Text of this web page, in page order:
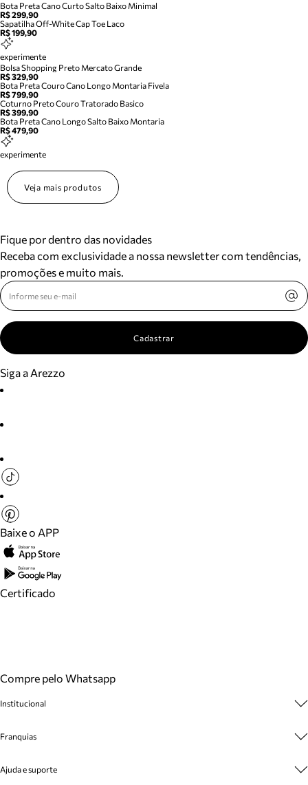
Bota Preta Cano Curto Salto Baixo Minimal
R$ 299,90
Sapatilha Off-White Cap Toe Laco
R$ 199,90
experimente
Bolsa Shopping Preto Mercato Grande
R$ 329,90
Bota Preta Couro Cano Longo Montaria Fivela
R$ 799,90
Coturno Preto Couro Tratorado Basico
R$ 399,90
Bota Preta Cano Longo Salto Baixo Montaria
R$ 479,90
experimente
Veja mais produtos
Fique por dentro das novidades
Receba com exclusividade a nossa newsletter com tendências,
promoções e muito mais.
Cadastrar
Siga a Arezzo
Baixe o APP
Certificado
Compre pelo Whatsapp
Institucional
Cashback
Venda Corporativa
Franquias
Plano de Negócio
Ajuda e suporte